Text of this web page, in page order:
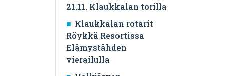
21.11. Klaukkalan torilla
Klaukkalan rotarit
Röykkä Resortissa
Elämystähden
vierailulla